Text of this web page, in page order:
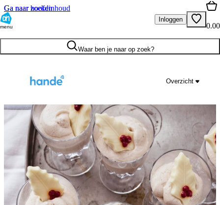
Ga naar hoofdinhoud
Ga naar zoeken
menu
Inloggen
0.00
Waar ben je naar op zoek?
Overzicht